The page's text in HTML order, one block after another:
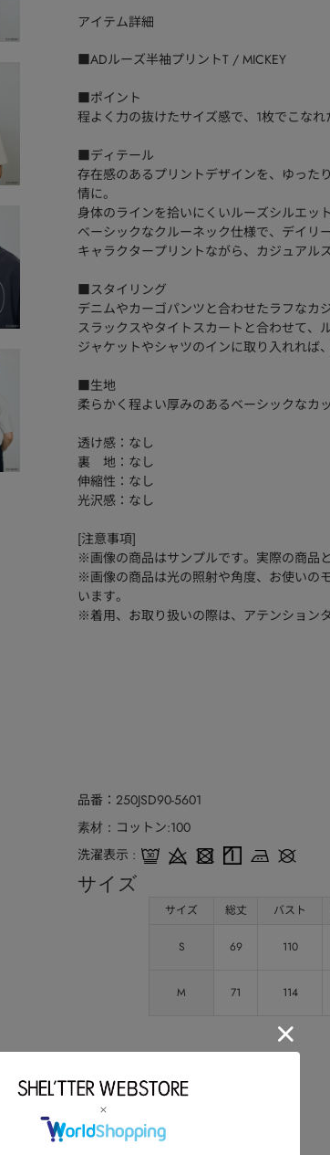
アイテム詳細
■ADルーズ半袖プリントT / MICKEY
■ポイント
程よく力の抜けたサイズ感で、1枚でこなれ
■ディテール
存在感のあるプリントデザインを、ゆった
情に。
身体のラインを拾いにくいルーズシルエッ
ベーシックなクルーネック仕様で、デイリ
キャラクタープリントながら、カジュアル
■スタイリング
デニムやカーゴパンツと合わせたラフなカ
スラックスやタイトスカートと合わせて、
ジャケットやシャツのインに取り入れれば
■生地
柔らかく程よい厚みのあるベーシックなカ
透け感：なし
裏 地：なし
伸縮性：なし
光沢感：なし
[注意事項]
※画像の商品はサンプルです。実際の商品
※画像の商品は光の照射や角度、お使いの
います。
※着用、お取り扱いの際は、アテンション
品番 250JSD90-5601
素材
コットン:100
洗濯表示
サイズ
サイズ 総丈 バスト
S 69 110
M 71 114